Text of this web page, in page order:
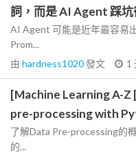
詞，而是 AI Agent 踩
AI Agent 可能是近年最容易
Prom...
由 hardness1020發文 1
[Machine Learning A-Z
pre-processing with
了解Data Pre-processing的
的...